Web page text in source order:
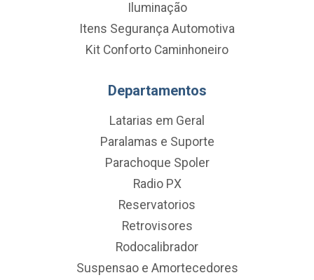
Iluminação
Itens Segurança Automotiva
Kit Conforto Caminhoneiro
Departamentos
Latarias em Geral
Paralamas e Suporte
Parachoque Spoler
Radio PX
Reservatorios
Retrovisores
Rodocalibrador
Suspensao e Amortecedores